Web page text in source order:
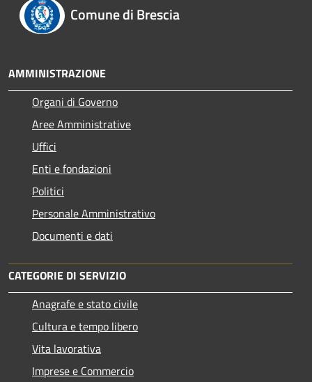
Comune di Brescia
AMMINISTRAZIONE
Organi di Governo
Aree Amministrative
Uffici
Enti e fondazioni
Politici
Personale Amministrativo
Documenti e dati
CATEGORIE DI SERVIZIO
Anagrafe e stato civile
Cultura e tempo libero
Vita lavorativa
Imprese e Commercio